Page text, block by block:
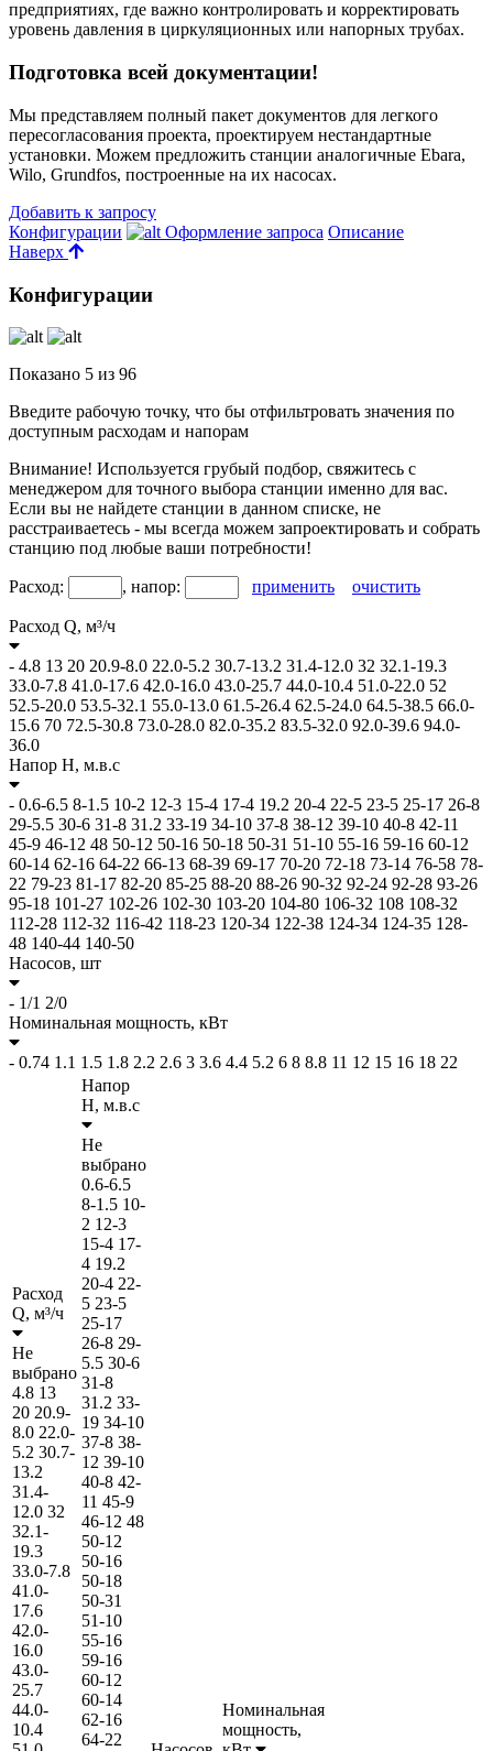
предприятиях, где важно контролировать и корректировать
уровень давления в циркуляционных или напорных трубах.
Подготовка всей документации!
Мы представляем полный пакет документов для легкого
пересогласования проекта, проектируем нестандартные
установки. Можем предложить станции аналогичные Ebara,
Wilo, Grundfos, построенные на их насосах.
Добавить к запросу
Конфигурации
Оформление запроса Описание
Наверх
Конфигурации
Показано 5 из 96
Введите рабочую точку, что бы отфильтровать значения по
доступным расходам и напорам
Внимание! Используется грубый подбор, свяжитесь с
менеджером для точного выбора станции именно для вас.
Если вы не найдете станции в данном списке, не
расстраиваетесь - мы всегда можем запроектировать и собрать
станцию под любые ваши потребности!
Расход: , напор: применить очистить
Расход Q, м³/ч
- 4.8 13 20 20.9-8.0 22.0-5.2 30.7-13.2 31.4-12.0 32 32.1-19.3
33.0-7.8 41.0-17.6 42.0-16.0 43.0-25.7 44.0-10.4 51.0-22.0 52
52.5-20.0 53.5-32.1 55.0-13.0 61.5-26.4 62.5-24.0 64.5-38.5 66.0-
15.6 70 72.5-30.8 73.0-28.0 82.0-35.2 83.5-32.0 92.0-39.6 94.0-
36.0
Напор H, м.в.с
- 0.6-6.5 8-1.5 10-2 12-3 15-4 17-4 19.2 20-4 22-5 23-5 25-17 26-8
29-5.5 30-6 31-8 31.2 33-19 34-10 37-8 38-12 39-10 40-8 42-11
45-9 46-12 48 50-12 50-16 50-18 50-31 51-10 55-16 59-16 60-12
60-14 62-16 64-22 66-13 68-39 69-17 70-20 72-18 73-14 76-58 78-
22 79-23 81-17 82-20 85-25 88-20 88-26 90-32 92-24 92-28 93-26
95-18 101-27 102-26 102-30 103-20 104-80 106-32 108 108-32
112-28 112-32 116-42 118-23 120-34 122-38 124-34 124-35 128-
48 140-44 140-50
Насосов, шт
- 1/1 2/0
Номинальная мощность, кВт
- 0.74 1.1 1.5 1.8 2.2 2.6 3 3.6 4.4 5.2 6 8 8.8 11 12 15 16 18 22
Расход
Q, м³/ч
Не
выбрано
4.8 13
20 20.9-
8.0 22.0-
5.2 30.7-
13.2
31.4-
12.0 32
32.1-
19.3
33.0-7.8
41.0-
17.6
42.0-
16.0
43.0-
25.7
44.0-
10.4
Напор
H, м.в.с
Не
выбрано
0.6-6.5
8-1.5 10-
2 12-3
15-4 17-
4 19.2
20-4 22-
5 23-5
25-17
26-8 29-
5.5 30-6
31-8
31.2 33-
19 34-10
37-8 38-
12 39-10
40-8 42-
11 45-9
46-12 48
50-12
50-16
50-18
50-31
51-10
55-16
59-16
60-12
60-14
62-16
64-22
Номинальная
мощность,